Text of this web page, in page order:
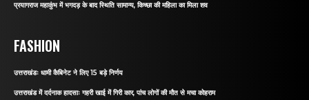
प्रयागराज महाकुंभ में भगदड़ के बाद स्थिति सामान्य, किच्छा की महिला का मिला शव
FASHION
उत्तराखंडः धामी कैबिनेट ने लिए 15 बड़े निर्णय
उत्तराखंड में दर्दनाक हादसाः गहरी खाई में गिरी कार, पांच लोगों की मौत से मचा कोहराम